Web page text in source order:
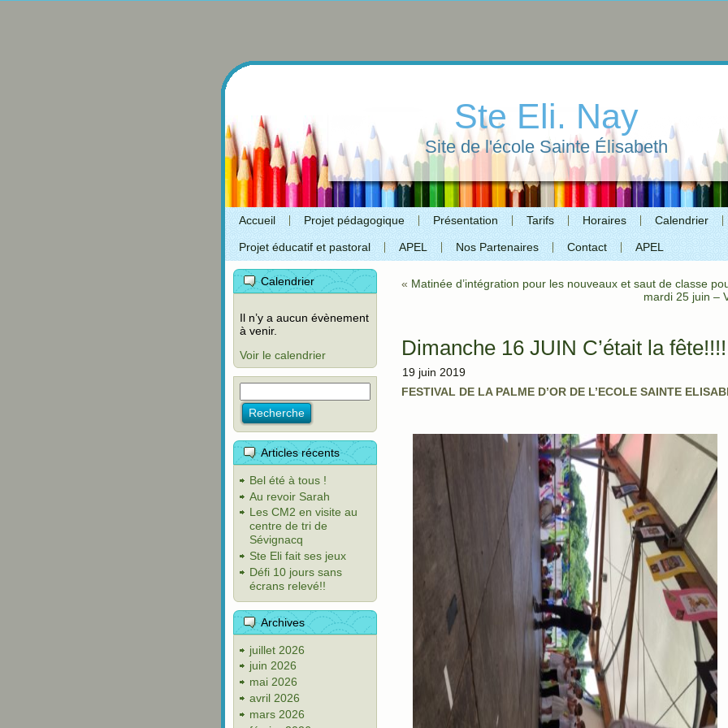
Ste Eli. Nay
Site de l'école Sainte Élisabeth
Accueil Projet pédagogique Présentation Tarifs Horaires Calendrier
Projet éducatif et pastoral APEL Nos Partenaires Contact APEL
Calendrier
Il n’y a aucun évènement
à venir.
Voir le calendrier
Articles récents
Bel été à tous !
Au revoir Sarah
Les CM2 en visite au
centre de tri de
Sévignacq
Ste Eli fait ses jeux
Défi 10 jours sans
écrans relevé!!
Archives
juillet 2026
juin 2026
mai 2026
avril 2026
mars 2026
« Matinée d’intégration pour les nouveaux et saut de classe
mardi 25 juin –
Dimanche 16 JUIN C’était la fête!!!!
19 juin 2019
FESTIVAL DE LA PALME D’OR DE L’ECOLE SAINTE